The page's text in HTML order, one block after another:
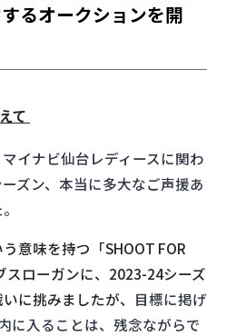
るオークションを開
て
イナビ仙台レディースに関わ
ズン、本当に多大なご声援あ
意味を持つ「SHOOT FOR
スローガンに、2023-24シーズ
に挑みましたが、 目標に掲げ
に入ることは、残念ながらで